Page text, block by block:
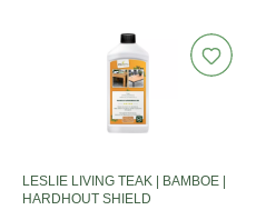
LESLIE LIVING TEAK | BAMBOE |
HARDHOUT SHIELD